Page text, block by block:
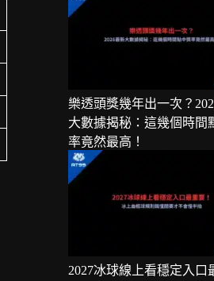
樂透頭獎幾年出一次？
大數據揭秘：這幾個時間
率竟然最高！
2027冰球線上看穩定入口